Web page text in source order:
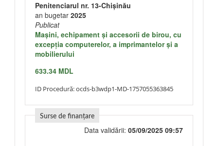
Penitenciarul nr. 13-Chișinău
an bugetar 2025
Publicat
Maşini, echipament şi accesorii de birou, cu
excepţia computerelor, a imprimantelor şi a
mobilierului
633.34 MDL
ID Procedură:ocds-b3wdp1-MD-1757055363845
Surse de finanțare
Data validării: 05/09/2025 09:57